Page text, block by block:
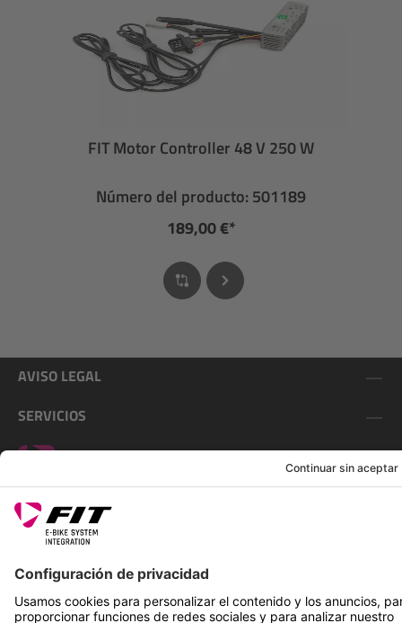
FIT Motor Controller 48 V 250 W
Número del producto: 501189
189,00 €*
AVISO LEGAL
SERVICIOS